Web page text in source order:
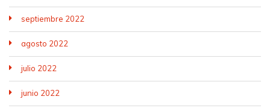
septiembre 2022
agosto 2022
julio 2022
junio 2022